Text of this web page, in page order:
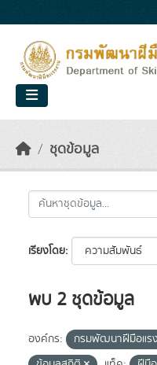
ชุดข้อมูล
เรียงโดย
พบ 2 ชุดข้อมูล
องค์กร: กรมพัฒนาฝีมือแร